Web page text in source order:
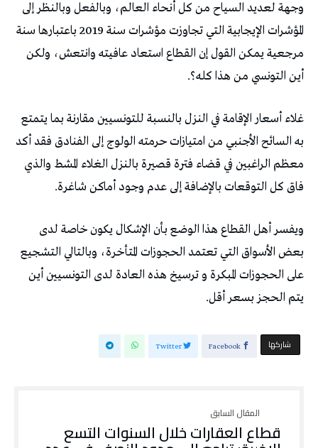
وجهة لعديد السياح من كل أنحاء العالم، وبالفعل وبالنظر إلى
المؤشرات الإيجابية التي تجاوزت مؤشرات سنة 2019 باعتبارها سنة
مرجعية يمكن القول إن القطاع استعاد عافيته وانتعش، ولكن
أين التونسي من هذا كله؟.
غلاء أسعار الإقامة في النزل بالنسبة للتونسيين مقارنة بما يتمتع
به السائح الأجنبي من امتيازات حرمته الولوج إلى الفنادق فقد أكد
معظم الراغبين في قضاء فترة قصيرة بالنزل الغلاء المشط والذي
فاق كل التوقعات بالإضافة إلى عدم وجود أماكن شاغرة.
ويفسر أهل القطاع هذا الوضع بأن الإشكال يكون خاصة لدى
بعض الأسواق التي تعتمد الحجوزات المتأخرة، وبالتالي التشجيع
على الحجوزات المبكرة و ترسيخ هذه العادة لدى التونسيين أين
يتم الحجز بسعر أقل.
‫‫ شاركها‬ Facebook
Twitter
قطاع العقارات خلال السنوات التسع